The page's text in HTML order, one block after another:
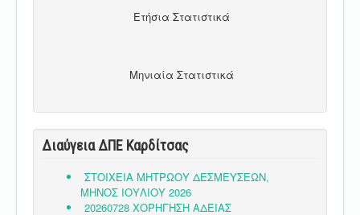
Ετήσια Στατιστικά
Μηνιαία Στατιστικά
Διαύγεια ΔΠΕ Καρδίτσας